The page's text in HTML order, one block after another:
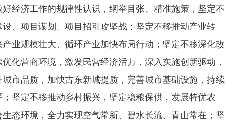
济工作的规律性认识，纲举目张、精准施策，坚定不
、项目谋划、项目招引攻坚战；坚定不移推动产业转
业规模壮大、循环产业加快布局行动；坚定不移深化改
化营商环境，激发民营经济活力，深入实施创新驱动，
市品质，加快古东新城提质，完善城市基础设施，持续
坚定不移推动乡村振兴，坚定稳粮保供，发展特优农
态环境，全力实现空气常新、碧水长流、青山常在；坚